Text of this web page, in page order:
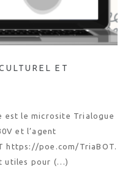
ET
est le microsite Trialogue
et l’agent
https://poe.com/TriaBOT.
utiles pour (…)